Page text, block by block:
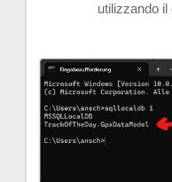
utilizzando